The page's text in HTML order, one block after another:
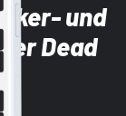
und
Dead